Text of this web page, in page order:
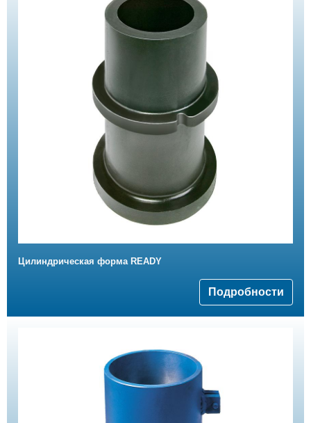
Цилиндрическая форма READY
Подробности